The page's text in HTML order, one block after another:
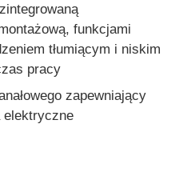
funkcjami
tłumiącym i niskim
pracy
zapewniający
elektryczne